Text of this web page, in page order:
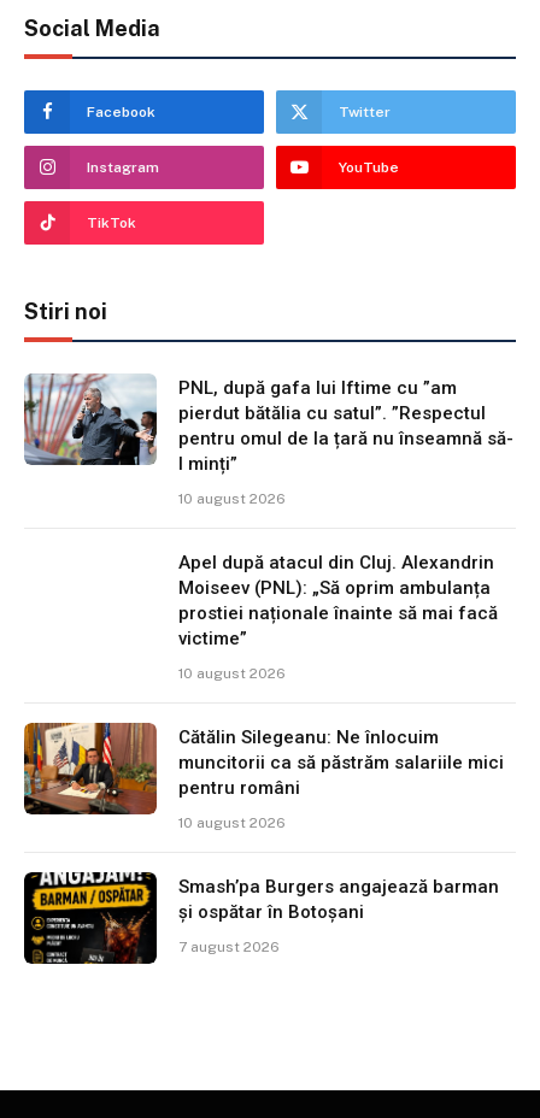
Social Media
Facebook Twitter
Instagram YouTube
TikTok
Stiri noi
PNL, după gafa lui Iftime cu ”am
pierdut bătălia cu satul”. ”Respectul
pentru omul de la țară nu înseamnă să-
l minți”
10 august 2026
Apel după atacul din Cluj. Alexandrin
Moiseev (PNL): „Să oprim ambulanța
prostiei naționale înainte să mai facă
victime”
10 august 2026
Cătălin Silegeanu: Ne înlocuim
muncitorii ca să păstrăm salariile mici
pentru români
10 august 2026
Smash’pa Burgers angajează barman
și ospătar în Botoșani
7 august 2026